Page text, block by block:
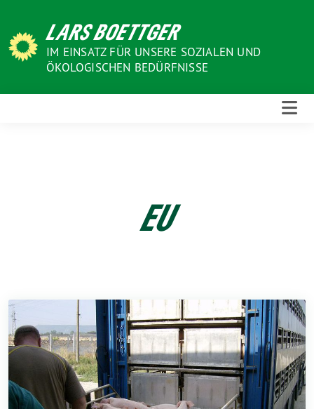
Inhalt
LARS BOETTGER
IM EINSATZ FÜR UNSERE SOZIALEN UND
ÖKOLOGISCHEN BEDÜRFNISSE
EU